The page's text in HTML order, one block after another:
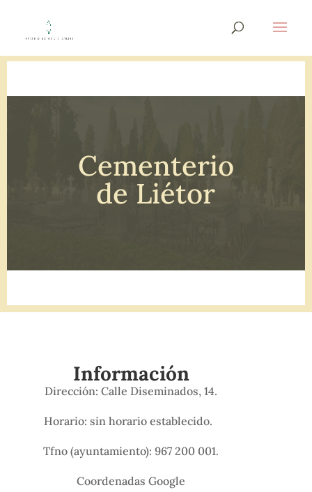
Cementerio
de Liétor
Información
Dirección: Calle Diseminados, 14.
Horario: sin horario establecido.
Tfno (ayuntamiento): 967 200 001.
Coordenadas Google